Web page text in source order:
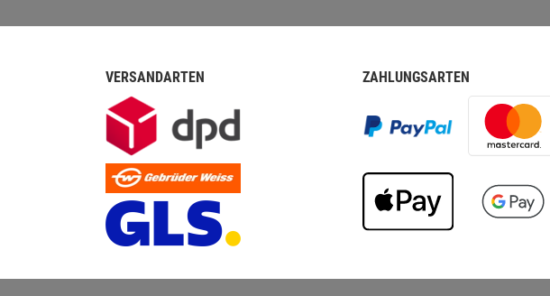
VERSANDARTEN ZAHLUNGSARTEN